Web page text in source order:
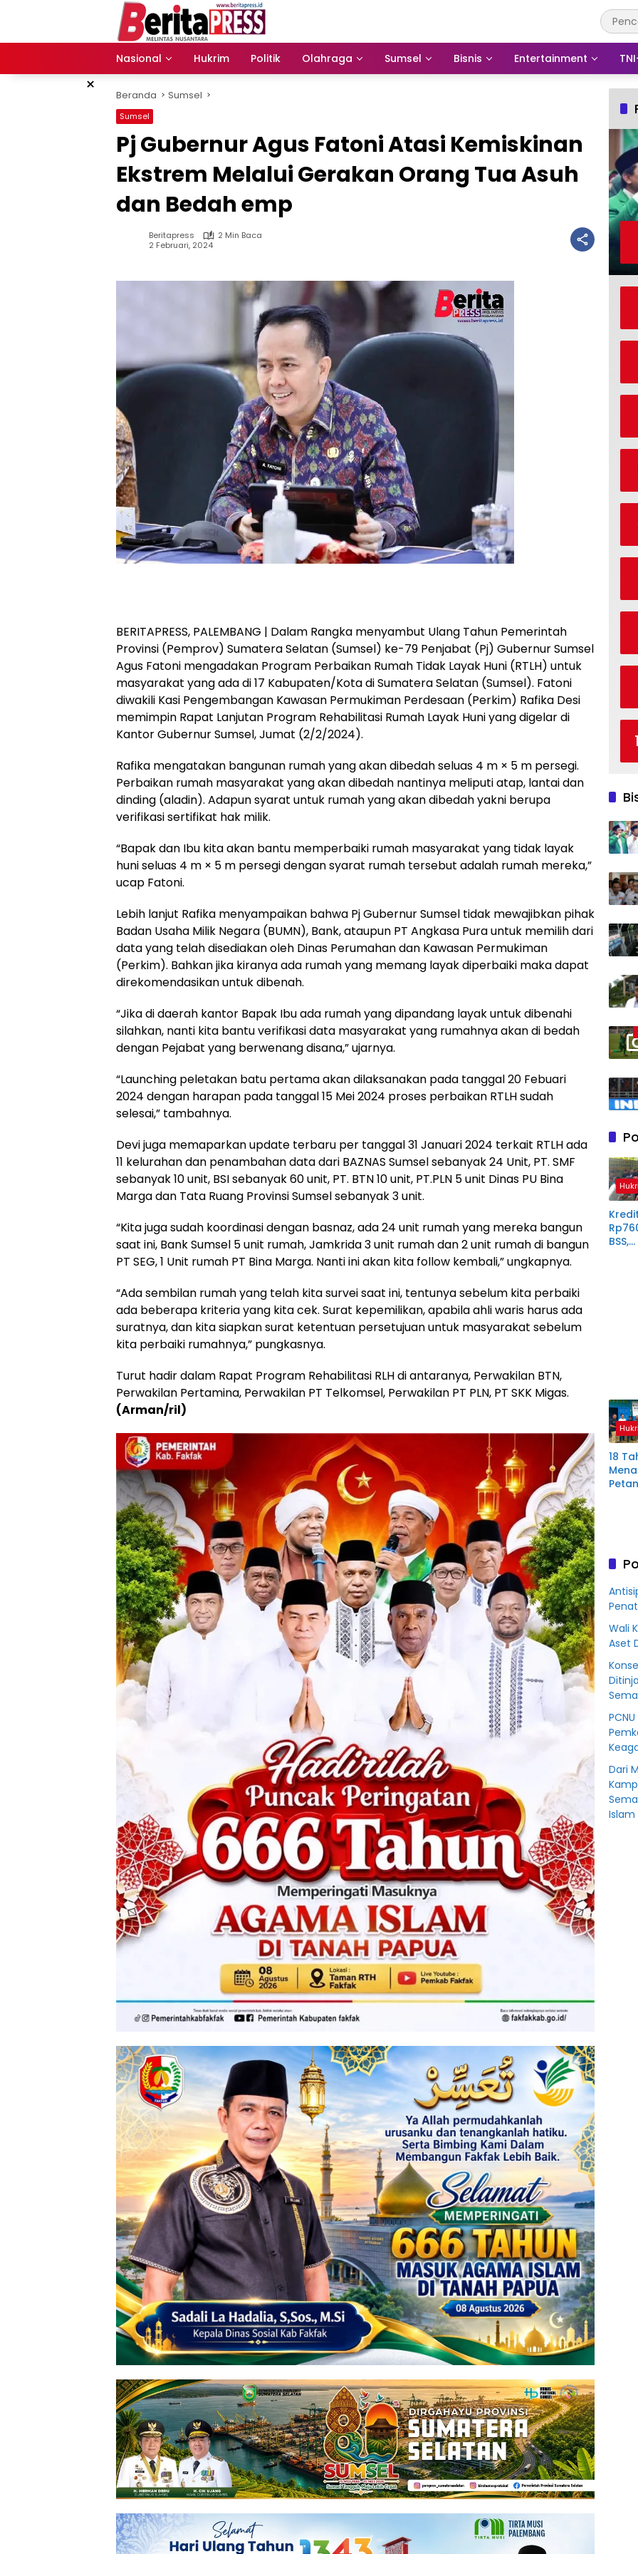
Nasional
Hukrim Politik Olahraga Sumsel Bisnis Entertainment
× Beranda Sumsel
Sumsel
Pj Gubernur Agus Fatoni Atasi Kemiskinan
Ekstrem Melalui Gerakan Orang Tua Asuh
dan Bedah emp
Beritapress
2 Min Baca
2 Februari, 2024
BERITAPRESS, PALEMBANG | Dalam Rangka menyambut Ulang Tahun Pemerintah
Provinsi (Pemprov) Sumatera Selatan (Sumsel) ke-79 Penjabat (Pj) Gubernur Sumsel
Agus Fatoni mengadakan Program Perbaikan Rumah Tidak Layak Huni (RTLH) untuk
masyarakat yang ada di 17 Kabupaten/Kota di Sumatera Selatan (Sumsel). Fatoni
diwakili Kasi Pengembangan Kawasan Permukiman Perdesaan (Perkim) Rafika Desi
memimpin Rapat Lanjutan Program Rehabilitasi Rumah Layak Huni yang digelar di
Kantor Gubernur Sumsel, Jumat (2/2/2024).
Rafika mengatakan bangunan rumah yang akan dibedah seluas 4 m × 5 m persegi.
Perbaikan rumah masyarakat yang akan dibedah nantinya meliputi atap, lantai dan
dinding (aladin). Adapun syarat untuk rumah yang akan dibedah yakni berupa
verifikasi sertifikat hak milik.
“Bapak dan Ibu kita akan bantu memperbaiki rumah masyarakat yang tidak layak
huni seluas 4 m × 5 m persegi dengan syarat rumah tersebut adalah rumah mereka,”
ucap Fatoni.
Lebih lanjut Rafika menyampaikan bahwa Pj Gubernur Sumsel tidak mewajibkan pihak
Badan Usaha Milik Negara (BUMN), Bank, ataupun PT Angkasa Pura untuk memilih dari
data yang telah disediakan oleh Dinas Perumahan dan Kawasan Permukiman
(Perkim). Bahkan jika kiranya ada rumah yang memang layak diperbaiki maka dapat
direkomendasikan untuk dibenah.
“Jika di daerah kantor Bapak Ibu ada rumah yang dipandang layak untuk dibenahi
silahkan, nanti kita bantu verifikasi data masyarakat yang rumahnya akan di bedah
dengan Pejabat yang berwenang disana,” ujarnya.
“Launching peletakan batu pertama akan dilaksanakan pada tanggal 20 Febuari
2024 dengan harapan pada tanggal 15 Mei 2024 proses perbaikan RTLH sudah
selesai,” tambahnya.
Devi juga memaparkan update terbaru per tanggal 31 Januari 2024 terkait RTLH ada
11 kelurahan dan penambahan data dari BAZNAS Sumsel sebanyak 24 Unit, PT. SMF
sebanyak 10 unit, BSI sebanyak 60 unit, PT. BTN 10 unit, PT.PLN 5 unit Dinas PU Bina
Marga dan Tata Ruang Provinsi Sumsel sebanyak 3 unit.
“Kita juga sudah koordinasi dengan basnaz, ada 24 unit rumah yang mereka bangun
saat ini, Bank Sumsel 5 unit rumah, Jamkrida 3 unit rumah dan 2 unit rumah di bangun
PT SEG, 1 Unit rumah PT Bina Marga. Nanti ini akan kita follow kembali,” ungkapnya.
“Ada sembilan rumah yang telah kita survei saat ini, tentunya sebelum kita perbaiki
ada beberapa kriteria yang kita cek. Surat kepemilikan, apabila ahli waris harus ada
suratnya, dan kita siapkan surat ketentuan persetujuan untuk masyarakat sebelum
kita perbaiki rumahnya,” pungkasnya.
Turut hadir dalam Rapat Program Rehabilitasi RLH di antaranya, Perwakilan BTN,
Perwakilan Pertamina, Perwakilan PT Telkomsel, Perwakilan PT PLN, PT SKK Migas.
(Arman/ril)
BSS,
18
BSS
Wali
Aset
Dari
Islam